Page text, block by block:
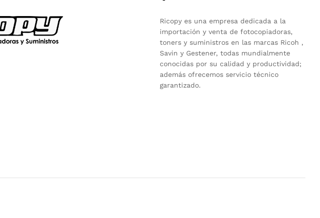
Ricopy es una empresa dedicada a la
importación y venta de fotocopiadoras,
toners y suministros en las marcas Ricoh ,
Savin y Gestener, todas mundialmente
conocidas por su calidad y productividad;
además ofrecemos servicio técnico
garantizado.